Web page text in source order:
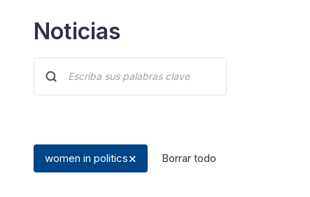
Noticias
women in politics Borrar todo